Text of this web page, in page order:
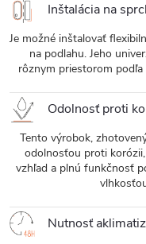
Inštalácia na
Je možné inštalovať
na podlahu. Jeho
rôznym priestorom
Odolnosť proti
Tento výrobok,
odolnosťou proti
vzhľad a plnú funkčnosť
Nutnosť